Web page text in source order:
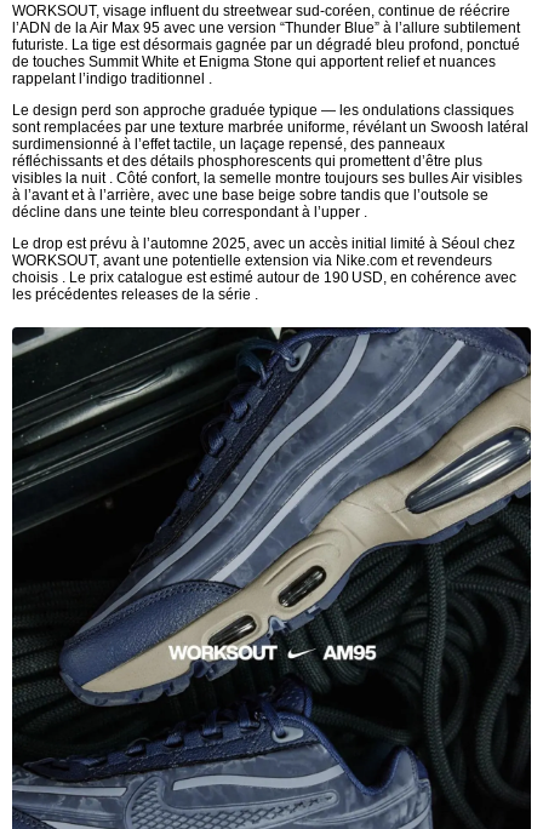
WORKSOUT, visage influent du streetwear sud-coréen, continue de réécrire
l’ADN de la Air Max 95 avec une version “Thunder Blue” à l’allure subtilement
futuriste. La tige est désormais gagnée par un dégradé bleu profond, ponctué
de touches Summit White et Enigma Stone qui apportent relief et nuances
rappelant l’indigo traditionnel .
Le design perd son approche graduée typique — les ondulations classiques
sont remplacées par une texture marbrée uniforme, révélant un Swoosh latéral
surdimensionné à l’effet tactile, un laçage repensé, des panneaux
réfléchissants et des détails phosphorescents qui promettent d’être plus
visibles la nuit . Côté confort, la semelle montre toujours ses bulles Air visibles
à l’avant et à l’arrière, avec une base beige sobre tandis que l’outsole se
décline dans une teinte bleu correspondant à l’upper .
Le drop est prévu à l’automne 2025, avec un accès initial limité à Séoul chez
WORKSOUT, avant une potentielle extension via Nike.com et revendeurs
choisis . Le prix catalogue est estimé autour de 190 USD, en cohérence avec
les précédentes releases de la série .